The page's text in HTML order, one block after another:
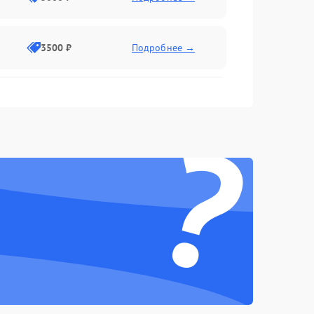
3500 ₽ Подробнее →
2000 ₽ Подробнее →
Подробнее →
Подробнее →
?